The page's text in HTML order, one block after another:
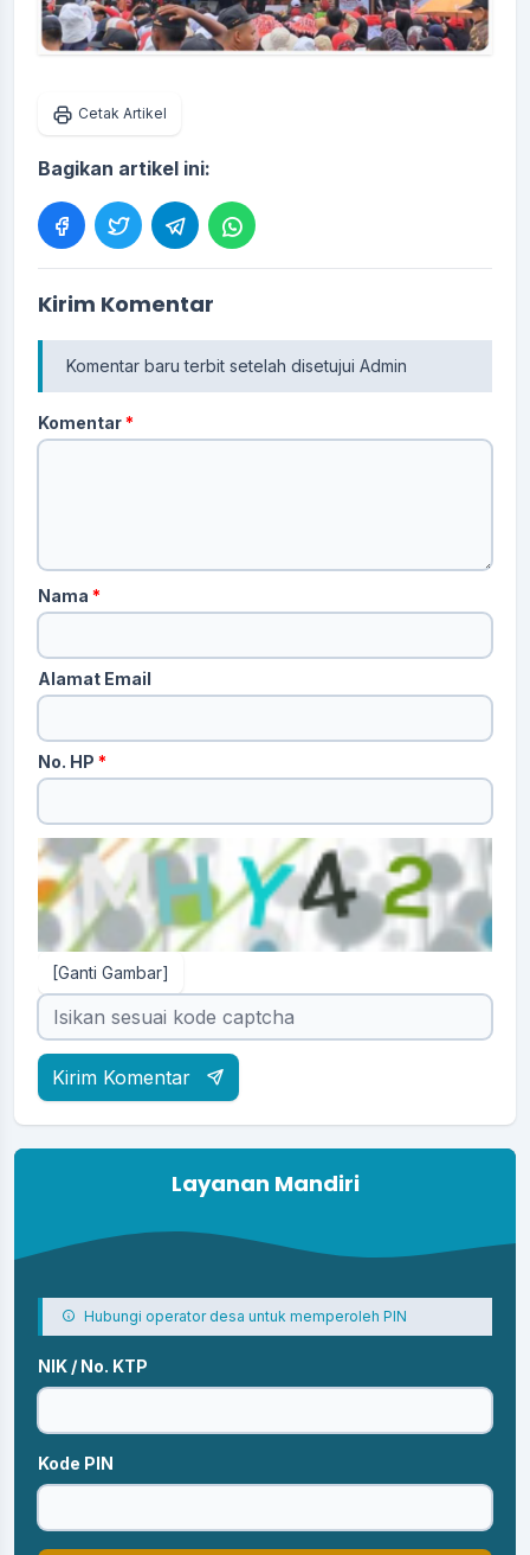
Cetak Artikel
Bagikan artikel ini:
Kirim Komentar
Komentar baru terbit setelah disetujui Admin
Komentar*
Nama *
Alamat Email
No. HP *
[Ganti Gambar]
Kirim Komentar
Layanan Mandiri
Hubungi operator desa untuk memperoleh PIN
NIK / No. KTP
Kode PIN